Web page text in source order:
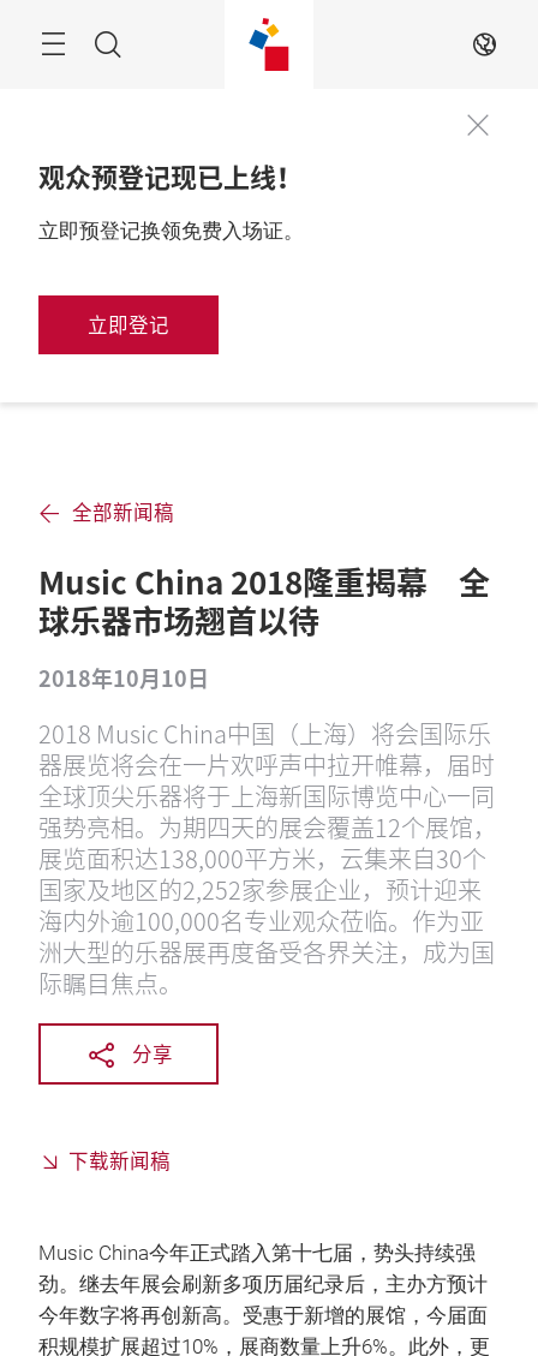
ZH
观众预登记现已上线！
立即预登记换领免费入场证。
立即登记
全部新闻稿
Music China 2018隆重揭幕 全
球乐器市场翘首以待
2018年10月10日
2018 Music China中国（上海）将会国际乐
器展览将会在一片欢呼声中拉开帷幕，届时
全球顶尖乐器将于上海新国际博览中心一同
强势亮相。为期四天的展会覆盖12个展馆，
展览面积达138,000平方米，云集来自30个
国家及地区的2,252家参展企业，预计迎来
海内外逾100,000名专业观众莅临。作为亚
洲大型的乐器展再度备受各界关注，成为国
际瞩目焦点。
分享
下载新闻稿
Music China今年正式踏入第十七届，势头持续强
劲。继去年展会刷新多项历届纪录后，主办方预计
今年数字将再创新高。受惠于新增的展馆，今届面
积规模扩展超过10%，展商数量上升6%。此外，更